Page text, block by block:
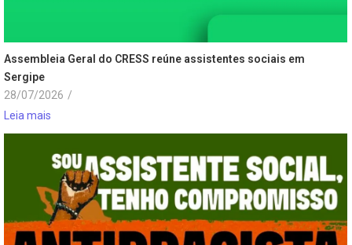
Assembleia Geral do CRESS reúne assistentes sociais em
Sergipe
28/07/2026 /
Leia mais